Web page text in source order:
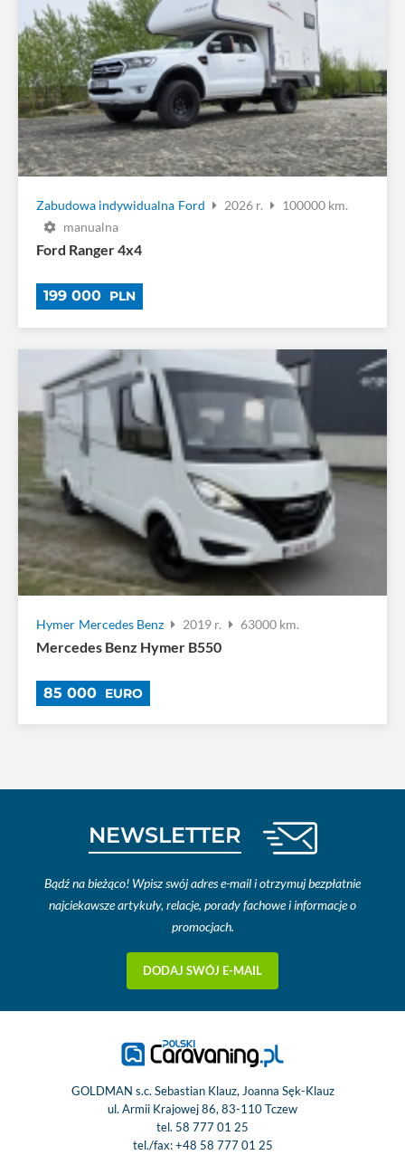
Zabudowa indywidualna Ford 2026 r.
100000 km.
manualna
Ford Ranger 4x4
199 000 PLN
Hymer Mercedes Benz 2019 r. 63000 km.
Mercedes Benz Hymer B550
85 000 EURO
NEWSLETTER
Bądź na bieżąco! Wpisz swój adres e-mail i otrzymuj bezpłatnie
najciekawsze artykuły, relacje, porady fachowe i informacje o
promocjach.
DODAJ SWÓJ E-MAIL
GOLDMAN s.c. Sebastian Klauz, Joanna Sęk-Klauz
ul. Armii Krajowej 86, 83-110 Tczew
tel. 58 777 01 25
tel./fax:+48 58 777 01 25